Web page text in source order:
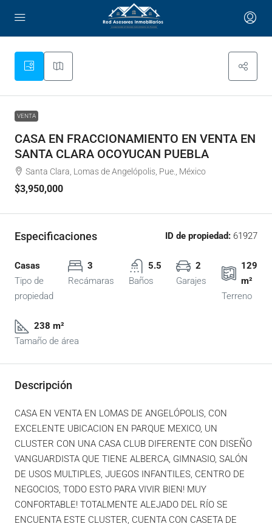
VENTA
CASA EN FRACCIONAMIENTO EN VENTA EN
SANTA CLARA OCOYUCAN PUEBLA
Santa Clara, Lomas de Angelópolis, Pue., México
$3,950,000
Especificaciones ID de propiedad: 61927
Casas
Tipo de
propiedad
3
Recámaras
5.5
Baños
2
Garajes
129
m²
Terreno
238 m²
Tamaño de área
Descripción
CASA EN VENTA EN LOMAS DE ANGELÓPOLIS, CON
EXCELENTE UBICACION EN PARQUE MEXICO, UN
CLUSTER CON UNA CASA CLUB DIFERENTE CON DISEÑO
VANGUARDISTA QUE TIENE ALBERCA, GIMNASIO, SALÓN
DE USOS MULTIPLES, JUEGOS INFANTILES, CENTRO DE
NEGOCIOS, TODO ESTO PARA VIVIR BIEN! MUY
CONFORTABLE! TOTALMENTE ALEJADO DEL RÍO SE
ENCUENTA ESTE CLUSTER, CUENTA CON CASETA DE